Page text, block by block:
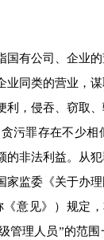
有公司、企业的
业同类的营业，
，侵吞、窃取
污罪存在不少相
非法利益。从
监委《关于办
意见》）规定
管理人员”的范